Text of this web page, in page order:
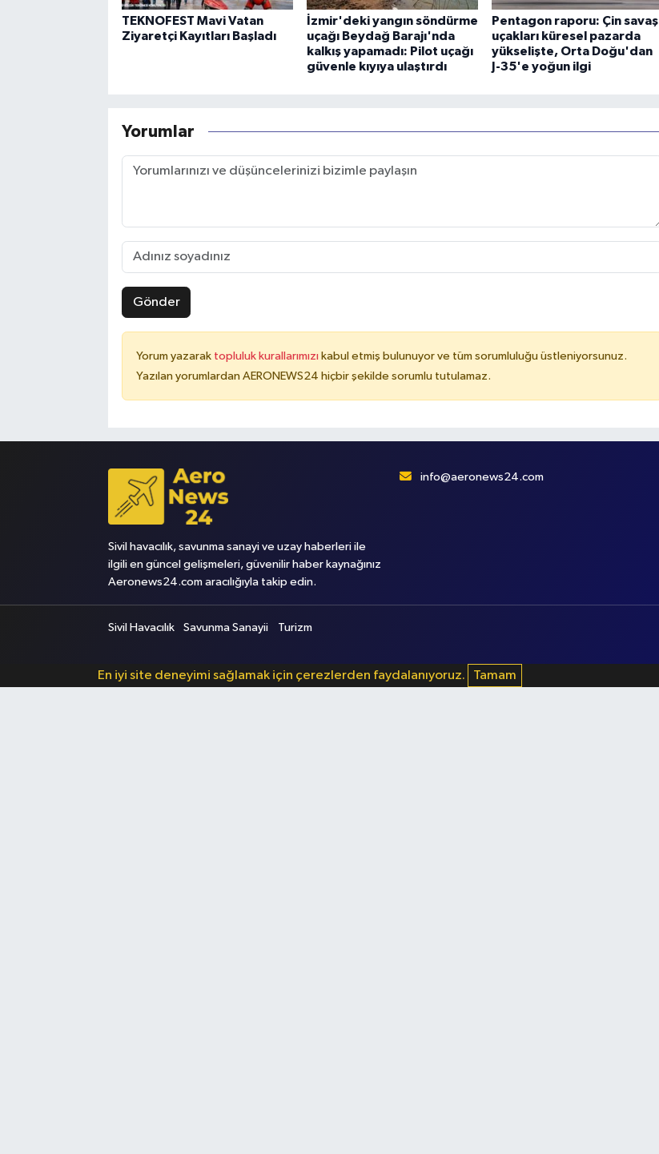
TEKNOFEST Mavi Vatan
Ziyaretçi Kayıtları Başladı
İzmir'deki yangın söndürme
uçağı Beydağ Barajı'nda
kalkış yapamadı: Pilot uçağı
güvenle kıyıya ulaştırdı
Pentagon raporu: Çin savaş
uçakları küresel pazarda
yükselişte, Orta Doğu'dan
J-35'e yoğun ilgi
Yorumlar
Gönder
Yorum yazarak topluluk kurallarımızı kabul etmiş bulunuyor ve tüm sorumluluğu üstleniyorsunuz.
Yazılan yorumlardan AERONEWS24 hiçbir şekilde sorumlu tutulamaz.
Sivil havacılık, savunma sanayi ve uzay haberleri ile
ilgili en güncel gelişmeleri, güvenilir haber kaynağınız
Aeronews24.com aracılığıyla takip edin.
info@aeronews24.com
Sivil Havacılık Savunma Sanayii Turizm
En iyi site deneyimi sağlamak için çerezlerden faydalanıyoruz. Tamam